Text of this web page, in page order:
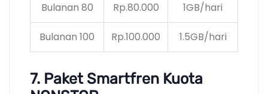
Bulanan 80 Rp.80.000 1GB/hari
Bulanan 100 Rp.100.000 1.5GB/hari
7. Paket Smartfren Kuota